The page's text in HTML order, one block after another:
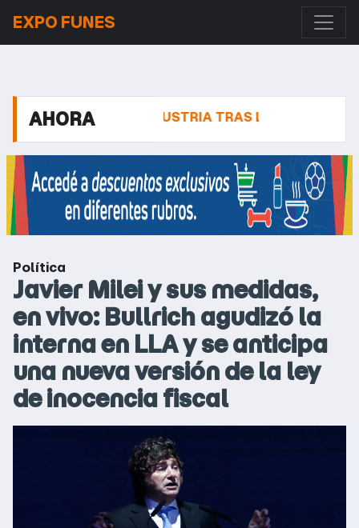
EXPO FUNES
AHORA
LA INDUSTRIA TRAS LAS CRÍTICAS DE
Política
Javier Milei y sus medidas,
en vivo: Bullrich agudizó la
interna en LLA y se anticipa
una nueva versión de la ley
de inocencia fiscal